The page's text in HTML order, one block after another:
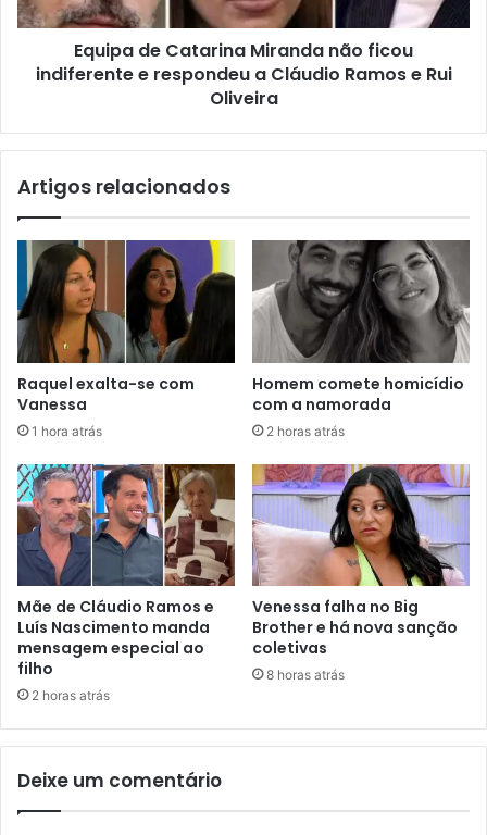
Equipa de Catarina Miranda não ficou
indiferente e respondeu a Cláudio Ramos e Rui
Oliveira
Artigos relacionados
Raquel exalta-se com
Vanessa
1 hora atrás
Homem comete homicídio
com a namorada
2 horas atrás
Mãe de Cláudio Ramos e
Luís Nascimento manda
mensagem especial ao
filho
2 horas atrás
Venessa falha no Big
Brother e há nova sanção
coletivas
8 horas atrás
Deixe um comentário